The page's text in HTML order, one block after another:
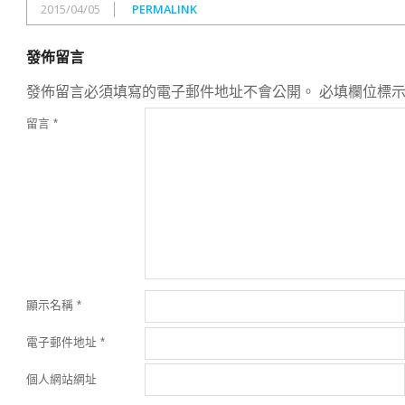
2015/04/05 PERMALINK
發佈留言
發佈留言必須填寫的電子郵件地址不會公開。 必填欄位標
留言 *
顯示名稱 *
電子郵件地址 *
個人網站網址